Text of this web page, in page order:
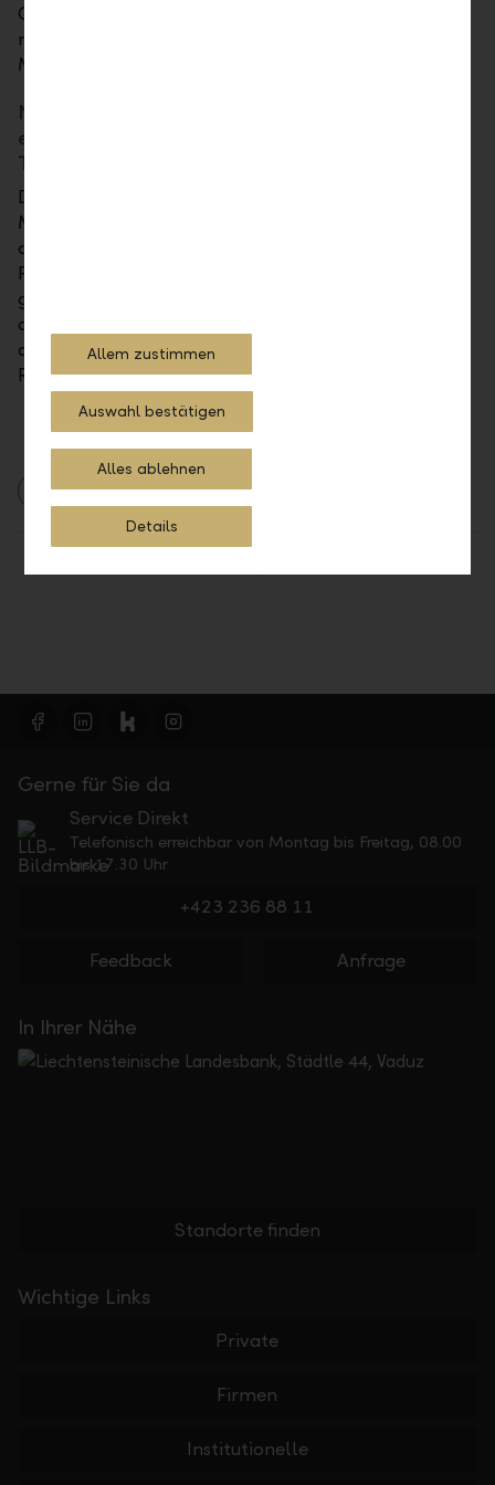
Orientierung an den Kundenbedürfnissen in Zukunft
noch wichtiger werden, um sich langfristig von der
Masse abzuheben.
Netto-Null-CO2-Emissionen bis 2040 lautet
ein weiteres Ziel der Bank. Warum ist das
Thema der LLB wichtig?
Das ist aus unserer Sicht nicht nur ein globaler
Megatrend, sondern eines der wichtigsten und
dringendsten Probleme unserer Zeit. In der
Finanzindustrie ist das Bewusstsein dafür gereift, wie
gross die Verantwortung der Banken und damit auch
der LLB ist, Teil der Lösung zu sein. Unser Anspruch ist
deshalb, im Bereich Nachhaltigkeit eine führende
Rolle einzunehmen.
2021 Berichte Unternehmen
Gerne für Sie da
Service Direkt
Telefonisch erreichbar von Montag bis Freitag, 08.00
bis 17.30 Uhr
+423 236 88 11
Feedback Anfrage
In Ihrer Nähe
Standorte finden
Wichtige Links
Private
Firmen
Institutionelle
Allem zustimmen
Auswahl bestätigen
Alles ablehnen
Details